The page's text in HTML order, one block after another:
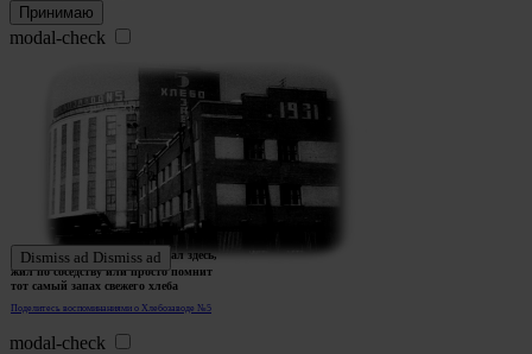
Принимаю
modal-check
Поделитесь воспоминаниями о Хлебозаводе №5
Ждем истории тех, кто работал здесь,
жил по соседству или просто помнит
тот самый запах свежего хлеба
Dismiss ad Dismiss ad
modal-check